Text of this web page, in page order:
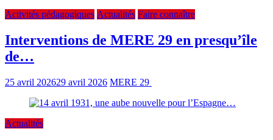
Activités pédagogiques Actualités Faire connaître
Interventions de MERE 29 en presqu’île
de…
25 avril 202629 avril 2026 MERE 29
Actualités